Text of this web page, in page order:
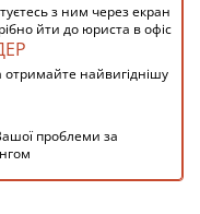
з ним через екран
йти до юриста в офіс
найвигіднішу
проблеми за